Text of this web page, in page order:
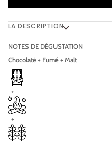
LA DESCRIPTION
NOTES DE DÉGUSTATION
Chocolaté+ Fumé + Malt
+
+